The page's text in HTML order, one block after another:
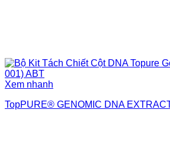
Xem nhanh
TopPURE® GENOMIC DNA